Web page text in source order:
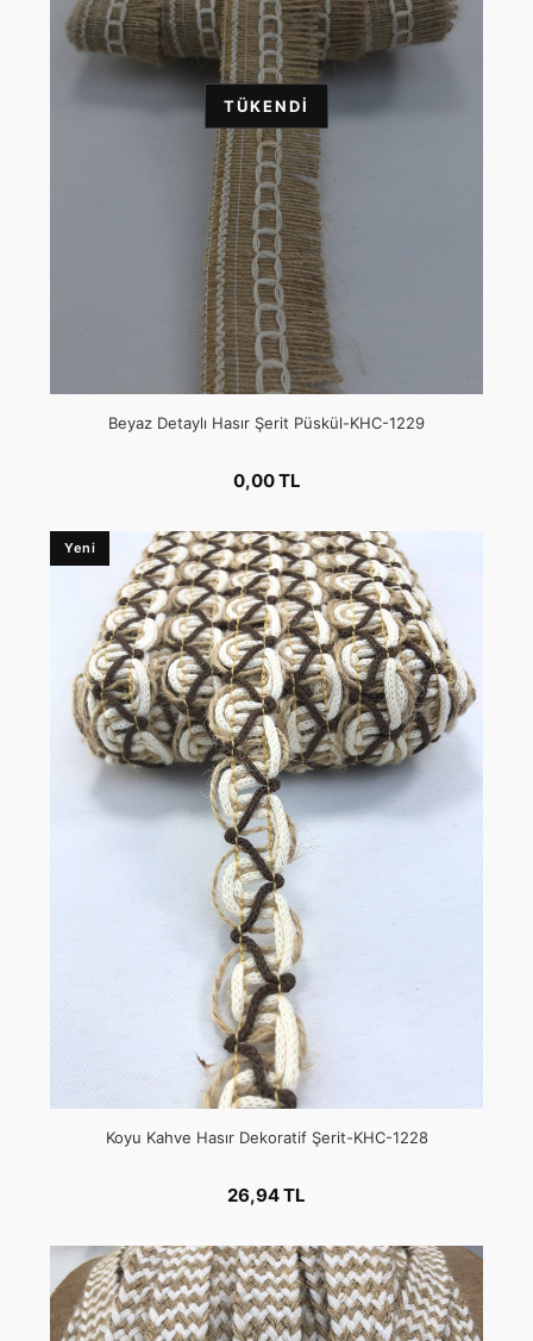
TÜKENDI
Beyaz Detaylı Hasır Şerit Püskül-KHC-1229
0,00 TL
Yeni
Koyu Kahve Hasır Dekoratif Şerit-KHC-1228
26,94 TL